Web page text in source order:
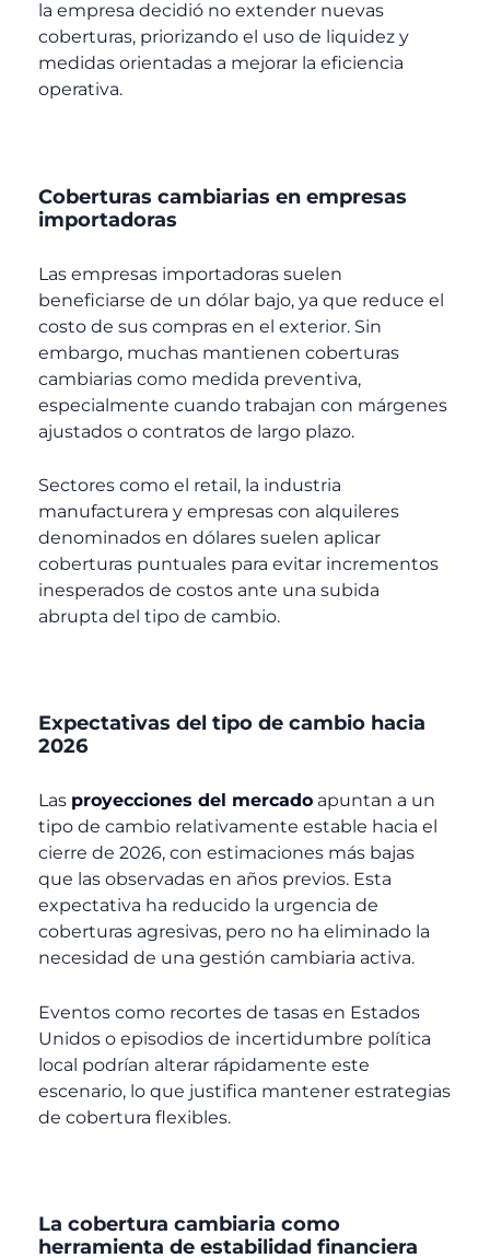
la empresa decidió no extender nuevas
coberturas, priorizando el uso de liquidez y
medidas orientadas a mejorar la eficiencia
operativa.
Coberturas cambiarias en empresas
importadoras
Las empresas importadoras suelen
beneficiarse de un dólar bajo, ya que reduce el
costo de sus compras en el exterior. Sin
embargo, muchas mantienen coberturas
cambiarias como medida preventiva,
especialmente cuando trabajan con márgenes
ajustados o contratos de largo plazo.
Sectores como el retail, la industria
manufacturera y empresas con alquileres
denominados en dólares suelen aplicar
coberturas puntuales para evitar incrementos
inesperados de costos ante una subida
abrupta del tipo de cambio.
Expectativas del tipo de cambio hacia
2026
Las proyecciones del mercado apuntan a un
tipo de cambio relativamente estable hacia el
cierre de 2026, con estimaciones más bajas
que las observadas en años previos. Esta
expectativa ha reducido la urgencia de
coberturas agresivas, pero no ha eliminado la
necesidad de una gestión cambiaria activa.
Eventos como recortes de tasas en Estados
Unidos o episodios de incertidumbre política
local podrían alterar rápidamente este
escenario, lo que justifica mantener estrategias
de cobertura flexibles.
La cobertura cambiaria como
herramienta de estabilidad financiera